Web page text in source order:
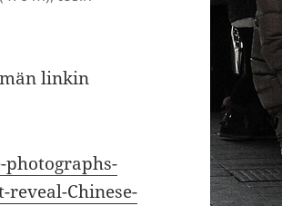
linkin
photographs-
reveal-Chinese-